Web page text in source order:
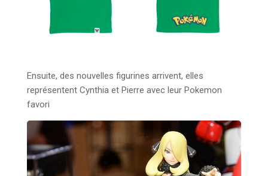
Ensuite, des nouvelles figurines arrivent, elles
représentent Cynthia et Pierre avec leur Pokemon
favori